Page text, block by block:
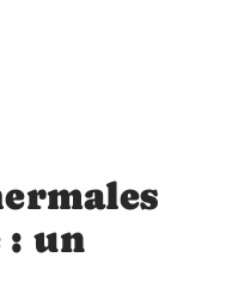
: un